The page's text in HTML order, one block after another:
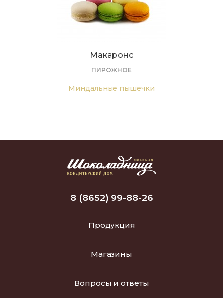
Макаронс
ПИРОЖНОЕ
Миндальные пышечки
Продукция
Магазины
Вопросы и ответы
8 (8652) 99-88-26